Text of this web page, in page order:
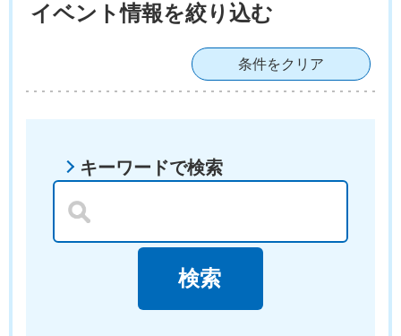
イベント情報を絞り込む
条件をクリア
キーワードで検索